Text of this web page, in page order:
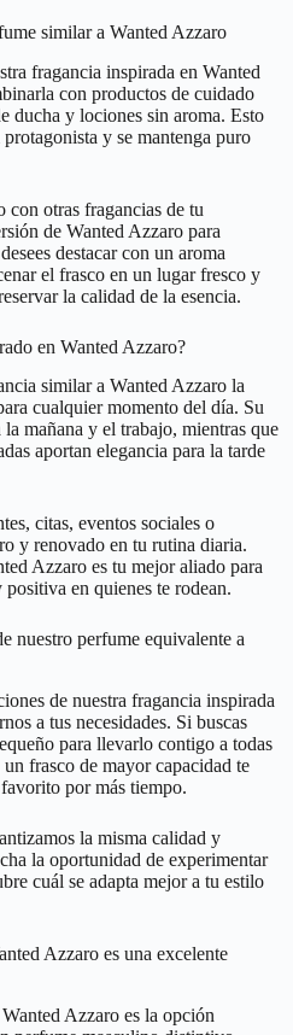
similar a Wanted Azzaro
fragancia inspirada en Wanted
con productos de cuidado
ducha y lociones sin aroma. Esto
y se mantenga puro
con otras fragancias de tu
de Wanted Azzaro para
destacar con un aroma
el frasco en un lugar fresco y
la calidad de la esencia.
en Wanted Azzaro?
similar a Wanted Azzaro la
cualquier momento del día. Su
mañana y el trabajo, mientras que
aportan elegancia para la tarde
citas, eventos sociales o
y renovado en tu rutina diaria.
Azzaro es tu mejor aliado para
en quienes te rodean.
nuestro perfume equivalente a
de nuestra fragancia inspirada
a tus necesidades. Si buscas
para llevarlo contigo a todas
frasco de mayor capacidad te
por más tiempo.
la misma calidad y
la oportunidad de experimentar
cuál se adapta mejor a tu estilo
Azzaro es una excelente
Azzaro es la opción